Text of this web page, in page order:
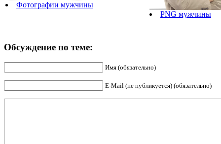
Фотографии мужчины
PNG мужчины
Обсуждение по теме:
Имя (обязательно)
E-Mail (не публикуется) (обязательно)